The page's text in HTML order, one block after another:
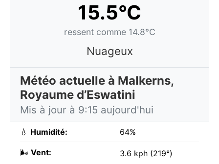
15.5°C
ressent comme 14.8°C
Nuageux
Météo actuelle à Malkerns,
Royaume d’Eswatini
Mis à jour à 9:15 aujourd'hui
💧 Humidité: 64%
🌬️ Vent: 3.6 kph (219°)